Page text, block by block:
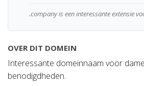
.company is een interessante extensie
OVER DIT DOMEIN
Interessante domeinnaam voor
benodigdheden.